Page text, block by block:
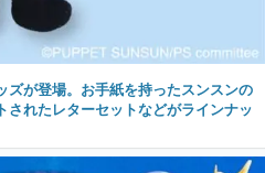
ズが登場。お手紙を持ったスンスンの
されたレターセットなどがラインナッ